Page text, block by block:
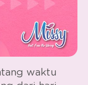
waktu